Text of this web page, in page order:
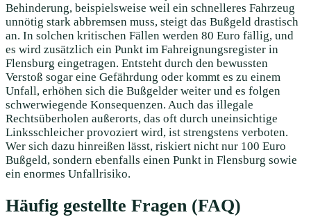
Behinderung, beispielsweise weil ein schnelleres Fahrzeug
unnötig stark abbremsen muss, steigt das Bußgeld drastisch
an. In solchen kritischen Fällen werden 80 Euro fällig, und
es wird zusätzlich ein Punkt im Fahreignungsregister in
Flensburg eingetragen. Entsteht durch den bewussten
Verstoß sogar eine Gefährdung oder kommt es zu einem
Unfall, erhöhen sich die Bußgelder weiter und es folgen
schwerwiegende Konsequenzen. Auch das illegale
Rechtsüberholen außerorts, das oft durch uneinsichtige
Linksschleicher provoziert wird, ist strengstens verboten.
Wer sich dazu hinreißen lässt, riskiert nicht nur 100 Euro
Bußgeld, sondern ebenfalls einen Punkt in Flensburg sowie
ein enormes Unfallrisiko.
Häufig gestellte Fragen (FAQ)